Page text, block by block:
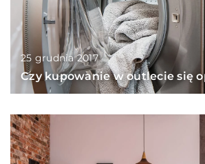
25 grudnia 2017
Czy kupowanie w outlecie się